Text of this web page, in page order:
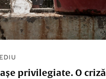
privilegiate. O criză